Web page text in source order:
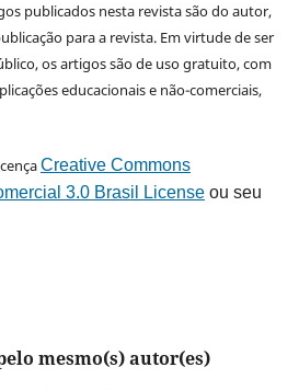
publicados nesta revista são do autor,
para a revista. Em virtude de ser
os artigos são de uso gratuito, com
educacionais e não-comerciais,
Creative Commons
3.0 Brasil Licenseou seu
mesmo(s) autor(es)